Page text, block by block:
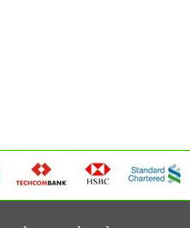
Xem bản đồ